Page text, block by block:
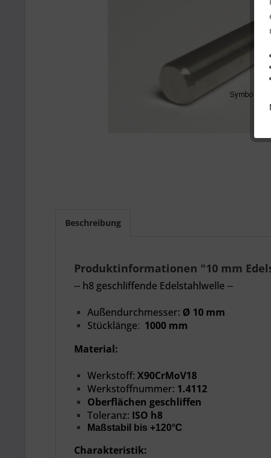
Beschreibung
Produktinformationen "10 mm
-- h8 geschliffende Edelstahlwelle --
Außendurchmesser: Ø 10 mm
Stücklänge: 1000 mm
Material:
Werkstoff: X90CrMoV18
Werkstoffnummer: 1.4112
Oberflächen geschliffen
Toleranz: ISO h8
Maßstabil bis +120°C
Charakteristik: